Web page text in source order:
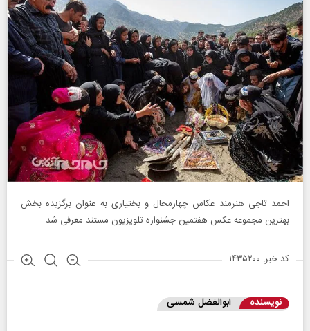
احمد تاجی هنرمند عکاس چهارمحال و بختیاری به عنوان برگزیده بخش
بهترین مجموعه عکس هفتمین جشنواره تلویزیون مستند معرفی شد.
کد خبر: ۱۴۳۵۲۰۰
نویسنده ابوالفضل شمسی